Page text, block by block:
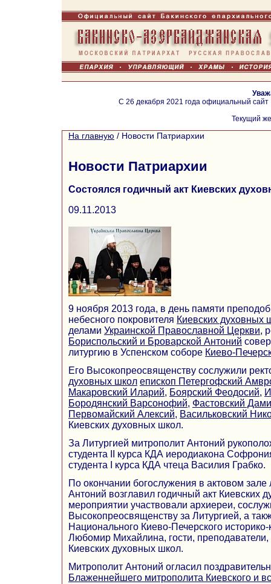
С 26 декабря 2021 года официальный
Текущий
На главную / Новости Патриархии
Новости Патриархии
Состоялся годичный акт Киевских
09.11.2013
9 ноября 2013 года, в день памяти
небесного покровителя Киевских духовных
делами Украинской Православной Церкви,
Бориспольский и Броварской Антоний
литургию в Успенском соборе Киево-
Его Высокопреосвященству сослужили
духовных школ епископ Петергофский
Макаровский Иларий, Боярский Феодосий,
Бородянский Варсонофий, Фастовский
Первомайский Алексий, Васильковский
Киевских духовных школ.
За Литургией митрополит Антоний
студента II курса КДА иеродиакона
студента I курса КДА чтеца Василия Грабко.
По окончании богослужения в актовом
Антоний возглавил годичный акт Киевских
мероприятии участвовали архиереи,
Высокопреосвященству за Литургией, а
Национального Киево-Печерского историко-
Любомир Михайлина, гости, преподаватели,
Киевских духовных школ.
Митрополит Антоний огласил
Блаженнейшего митрополита Киевского и